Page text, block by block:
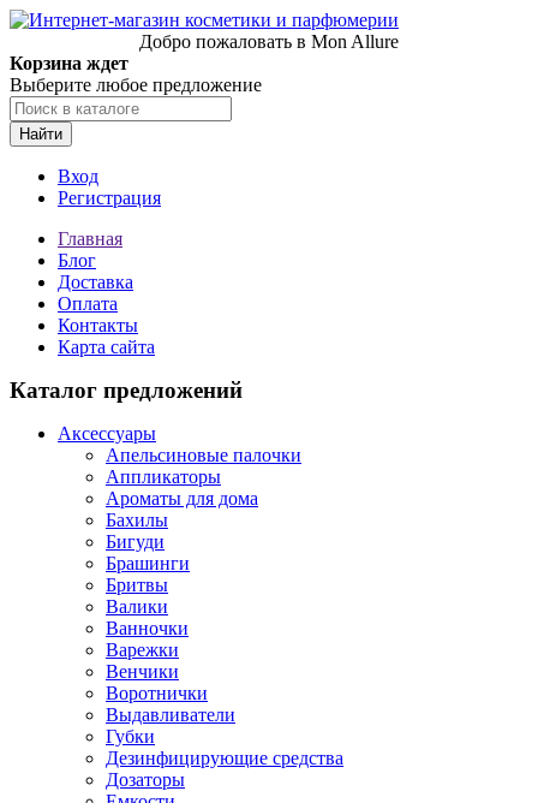
Добро пожаловать в Mon Allure
Корзина ждет
Выберите любое предложение
Найти
Вход
Регистрация
Главная
Блог
Доставка
Оплата
Контакты
Карта сайта
Каталог предложений
Аксессуары
Апельсиновые палочки
Аппликаторы
Ароматы для дома
Бахилы
Бигуди
Брашинги
Бритвы
Валики
Ванночки
Варежки
Венчики
Воротнички
Выдавливатели
Губки
Дезинфицирующие средства
Дозаторы